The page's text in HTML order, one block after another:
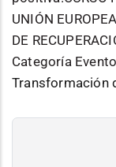
UNIÓN
DE
Categoría Evento
Transformación